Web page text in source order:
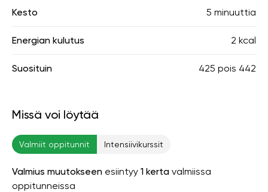
Kesto 5 minuuttia
Energian kulutus 2 kcal
Suosituin 425 pois 442
Missä voi löytää
Valmiit oppitunnit Intensiivikurssit
Valmius muutokseen esiintyy 1 kerta valmiissa
oppitunneissa